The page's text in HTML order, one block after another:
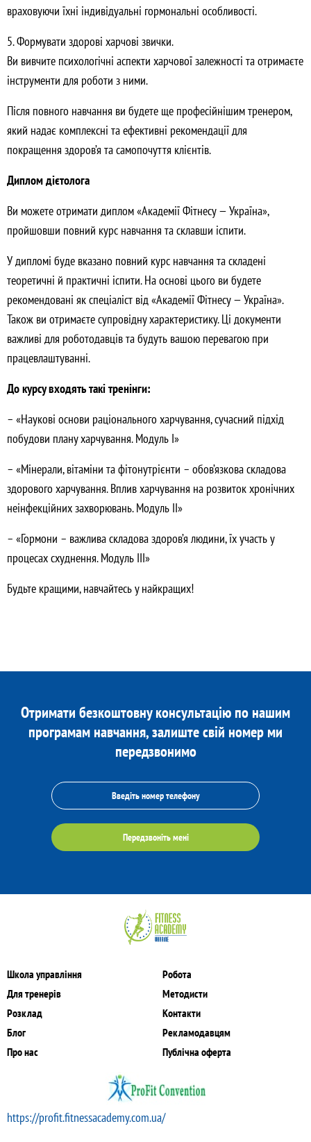
враховуючи їхні індивідуальні гормональні особливості.
5. Формувати здорові харчові звички.
Ви вивчите психологічні аспекти харчової залежності та отримаєте
інструменти для роботи з ними.
Після повного навчання ви будете ще професійнішим тренером,
який надає комплексні та ефективні рекомендації для
покращення здоров’я та самопочуття клієнтів.
Диплом дієтолога
Ви можете отримати диплом «Академії Фітнесу — Україна»,
пройшовши повний курс навчання та склавши іспити.
У дипломі буде вказано повний курс навчання та складені
теоретичні й практичні іспити. На основі цього ви будете
рекомендовані як спеціаліст від «Академії Фітнесу — Україна».
Також ви отримаєте супровідну характеристику. Ці документи
важливі для роботодавців та будуть вашою перевагою при
працевлаштуванні.
До курсу входять такі тренінги:
– «Наукові основи раціонального харчування, сучасний підхід
побудови плану харчування. Модуль I»
– «Мінерали, вітаміни та фітонутрієнти – обов’язкова складова
здорового харчування. Вплив харчування на розвиток хронічних
неінфекційних захворювань. Модуль II»
– «Гормони – важлива складова здоров’я людини, їх участь у
процесах схуднення. Модуль ІІІ»
Будьте кращими, навчайтесь у найкращих!
Отримати безкоштовну консультацію по нашим
програмам навчання, залиште свій номер ми
передзвонимо
Передзвоніть мені
Школа управління
Для тренерів
Розклад
Блог
Про нас
Робота
Методисти
Контакти
Рекламодавцям
Публічна оферта
https://profit.fitnessacademy.com.ua/